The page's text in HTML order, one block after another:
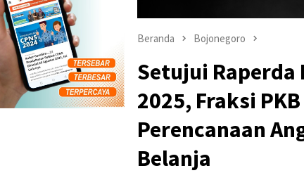
Beranda Bojonegoro
Setujui Raperda
2025, Fraksi
Perencanaan
Belanja